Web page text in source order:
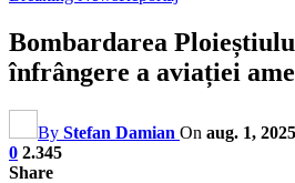
Bombardarea
înfrângere a aviației
By Stefan Damian On aug. 1, 2025
0 2.345
Share